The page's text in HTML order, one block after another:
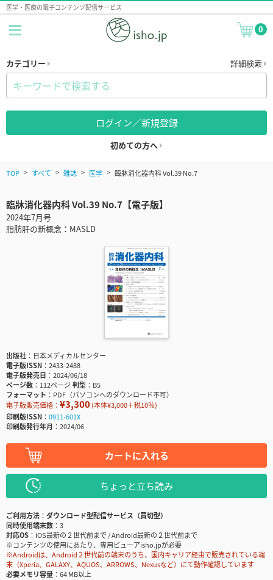
医学・医療の電子コンテンツ配信サービス
0
カテゴリー 詳細検索
ログイン／新規登録
初めての方へ
TOP すべて 雑誌 医学 臨牀消化器内科 Vol.39 No.7
臨牀消化器内科 Vol.39 No.7【電子版】
2024年7月号
脂肪肝の新概念：MASLD
出版社
日本メディカルセンター
電子版ISSN
2433-2488
電子版発売日
2024/06/18
ページ数
112ページ判型
B5
フォーマット
PDF（パソコンへのダウンロード不可）
電子版販売価格： ¥3,300(本体¥3,000＋税10％)
印刷版ISSN
0911-601X
印刷版発行年月
2024/06
カートに入れる
ちょっと立ち読み
ご利用方法
ダウンロード型配信サービス（買切型）
同時使用端末数
3
対応OS
iOS最新の２世代前まで / Android最新の２世代前まで
※コンテンツの使用にあたり、専用ビューアisho.jpが必要
※Androidは、Android２世代前の端末のうち、国内キャリア経由で販売されている端
末（Xperia、GALAXY、AQUOS、ARROWS、Nexusなど）にて動作確認しています
必要メモリ容量
64 MB以上